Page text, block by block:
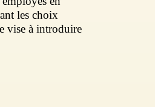
les choix
vise à introduire